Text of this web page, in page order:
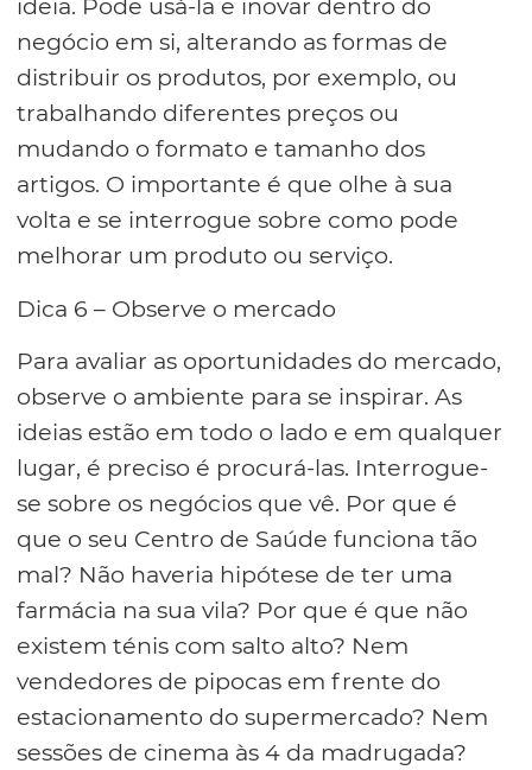
ideia. Pode usá-la e inovar dentro do
negócio em si, alterando as formas de
distribuir os produtos, por exemplo, ou
trabalhando diferentes preços ou
mudando o formato e tamanho dos
artigos. O importante é que olhe à sua
volta e se interrogue sobre como pode
melhorar um produto ou serviço.
Dica 6 – Observe o mercado
Para avaliar as oportunidades do mercado,
observe o ambiente para se inspirar. As
ideias estão em todo o lado e em qualquer
lugar, é preciso é procurá-las. Interrogue-
se sobre os negócios que vê. Por que é
que o seu Centro de Saúde funciona tão
mal? Não haveria hipótese de ter uma
farmácia na sua vila? Por que é que não
existem ténis com salto alto? Nem
vendedores de pipocas em frente do
estacionamento do supermercado? Nem
sessões de cinema às 4 da madrugada?